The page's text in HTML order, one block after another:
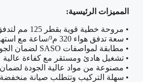
المميزات الرئيسية:
• مروحة خطية قوية بقطر 125 مم لتدفق هواء مثالي
• سعة تدفق هواء 320 م³/ساعة مع استهلاك منخفض للطاقة
• مطابقة لمواصفات SASO لضمان الجودة والسلامة
• تشغيل هادئ ومستقر مع كفاءة عالية
• مصنوعة من مواد عالية الجودة لضمان
• سهلة التركيب وتتطلب صيانة منخفضة